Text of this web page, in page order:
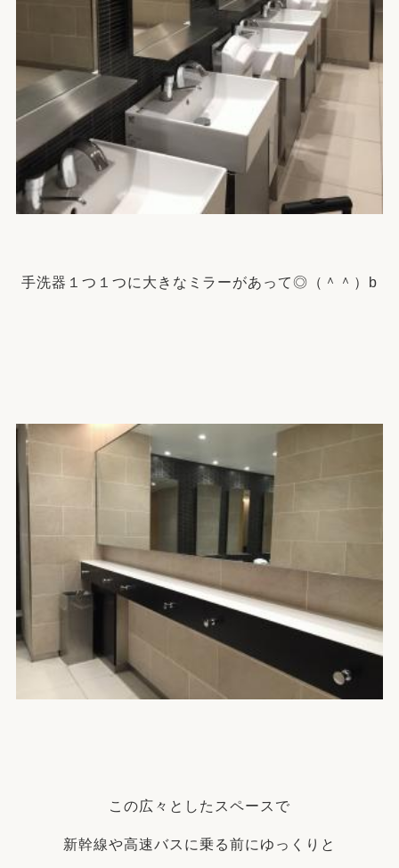
手洗器１つ１つに大きなミラーがあって◎（＾＾）b
この広々としたスペースで
新幹線や高速バスに乗る前にゆっくりと